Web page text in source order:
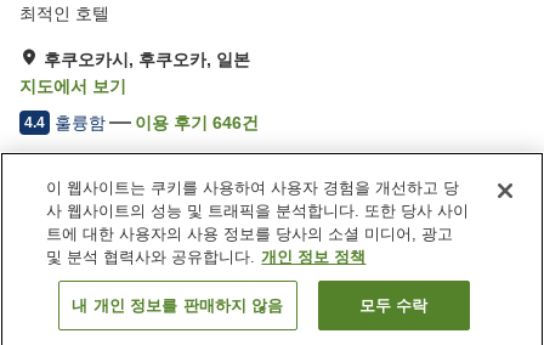
최적인 호텔
후쿠오카시, 후쿠오카, 일본
지도에서 보기
4.4 훌륭함 이용 후기 646건
숙소 편의 시설/서비스
Wi-Fi
스파 / 미용실
레스토랑
자동판매기
일본 후쿠오카 후쿠오카시 리치몬드 호텔 텐진 니시도리
객실 보기
이 웹사이트는 쿠키를 사용하여 사용자 경험을 개선하고 당
사 웹사이트의 성능 및 트래픽을 분석합니다. 또한 당사 사이
트에 대한 사용자의 사용 정보를 당사의 소셜 미디어, 광고
및 분석 협력사와 공유합니다. 개인 정보 정책
내 개인 정보를 판매하지 않음 모두 수락